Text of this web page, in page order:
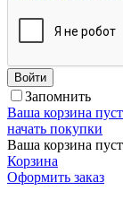
Войти
Запомнить
Ваша корзина
начать покупки
Ваша корзина
Корзина
Оформить заказ